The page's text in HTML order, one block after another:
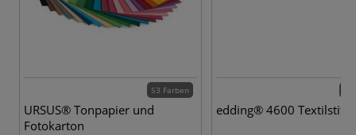
53 Farben
URSUS® Tonpapier und
Fotokarton
edding® 4600 Textilstift